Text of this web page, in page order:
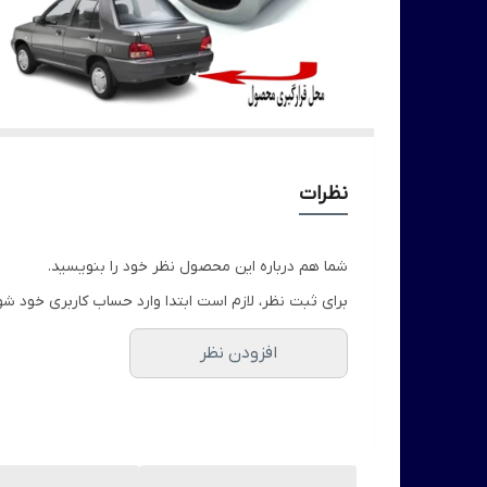
نظرات
شما هم درباره این محصول نظر خود را بنویسید.
برای ثبت نظر، لازم است ابتدا وارد حساب کاربری خود
افزودن نظر